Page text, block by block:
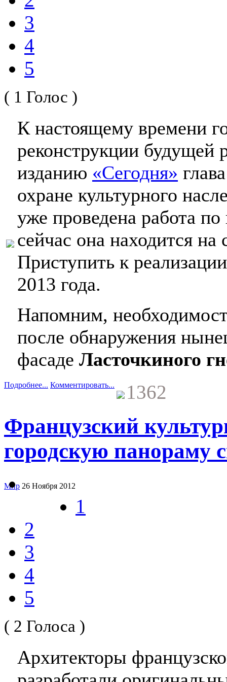
3
4
5
( 1 Голос )
К настоящему времени
реконструкции будущей
изданию «Сегодня»
охране культурного
уже проведена работа
сейчас она находится на
Приступить к
2013 года.
Напомним,
после обнаружения
фасаде Ласточкиного
Подробнее... Комментировать... 1362
Французский
городскую панораму
Мир 26 Ноября 2012
1
2
3
4
5
( 2 Голоса )
Архитекторы